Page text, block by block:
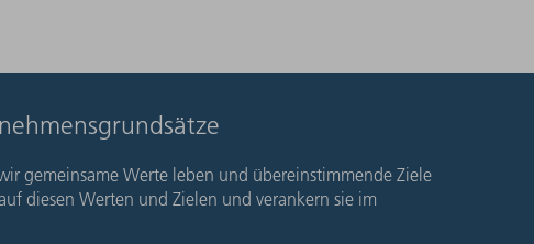
gemeinsame Werte leben und übereinstimmende Ziele
diesen Werten und Zielen und verankern sie im